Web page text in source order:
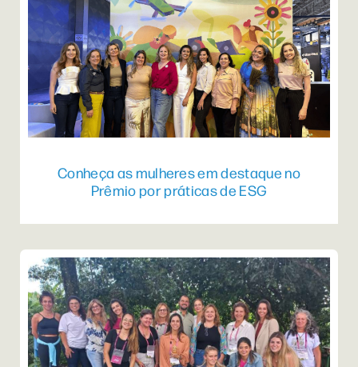
Conheça as mulheres em destaque no
Prêmio por práticas de ESG